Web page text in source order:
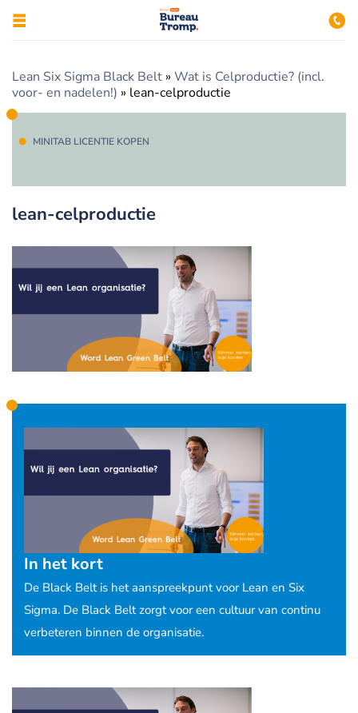
Lean Six Sigma Black Belt » Wat is Celproductie? (incl.
voor- en nadelen!) » lean-celproductie
MINITAB LICENTIE KOPEN
lean-celproductie
In het kort
De Black Belt is het aanspreekpunt voor Lean en Six
Sigma. De Black Belt zorgt voor een cultuur van continu
verbeteren binnen de organisatie.